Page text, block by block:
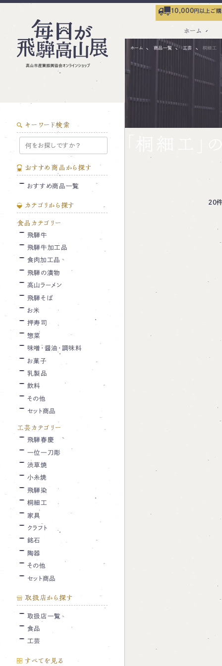
10,000円以上ご
ホーム
ホーム 商品一覧 工芸 桐細工
20
キーワード検索
おすすめ商品から探す
おすすめ商品一覧
カテゴリから探す
食品カテゴリー
飛騨牛
飛騨牛加工品
食肉加工品
飛騨の漬物
高山ラーメン
飛騨そば
お米
押寿司
惣菜
味噌・醤油・調味料
お菓子
乳製品
飲料
その他
セット商品
工芸カテゴリー
飛騨春慶
一位一刀彫
渋草焼
小糸焼
飛騨染
桐細工
家具
クラフト
銘石
陶器
その他
セット商品
取扱店から探す
取扱店一覧
食品
工芸
すべてを見る